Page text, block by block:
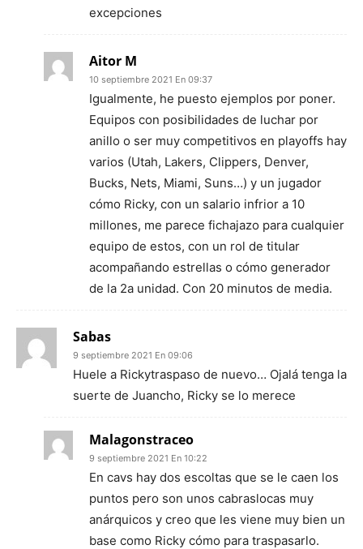
excepciones
Aitor M
10 septiembre 2021 En 09:37
Igualmente, he puesto ejemplos por poner.
Equipos con posibilidades de luchar por
anillo o ser muy competitivos en playoffs hay
varios (Utah, Lakers, Clippers, Denver,
Bucks, Nets, Miami, Suns…) y un jugador
cómo Ricky, con un salario infrior a 10
millones, me parece fichajazo para cualquier
equipo de estos, con un rol de titular
acompañando estrellas o cómo generador
de la 2a unidad. Con 20 minutos de media.
Sabas
9 septiembre 2021 En 09:06
Huele a Rickytraspaso de nuevo… Ojalá tenga la
suerte de Juancho, Ricky se lo merece
Malagonstraceo
9 septiembre 2021 En 10:22
En cavs hay dos escoltas que se le caen los
puntos pero son unos cabraslocas muy
anárquicos y creo que les viene muy bien un
base como Ricky cómo para traspasarlo.